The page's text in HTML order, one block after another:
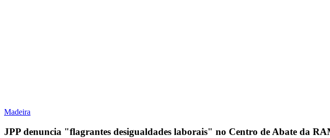
Madeira
JPP denuncia "flagrantes desigualdades laborais" no Centro de Abate da